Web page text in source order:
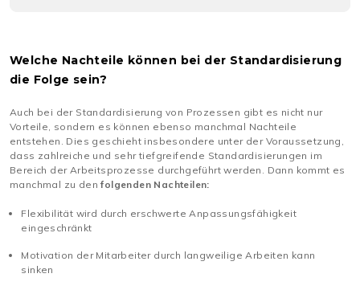
Welche Nachteile können bei der Standardisierung
die Folge sein?
Auch bei der Standardisierung von Prozessen gibt es nicht nur
Vorteile, sondern es können ebenso manchmal Nachteile
entstehen. Dies geschieht insbesondere unter der Voraussetzung,
dass zahlreiche und sehr tiefgreifende Standardisierungen im
Bereich der Arbeitsprozesse durchgeführt werden. Dann kommt es
manchmal zu den folgenden Nachteilen:
Flexibilität wird durch erschwerte Anpassungsfähigkeit
eingeschränkt
Motivation der Mitarbeiter durch langweilige Arbeiten kann
sinken